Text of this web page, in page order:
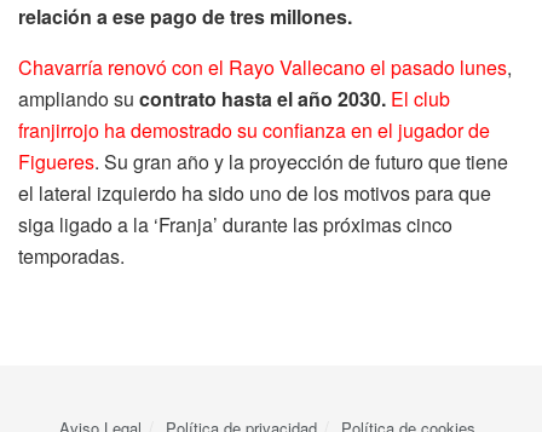
relación a ese pago de tres millones.
Chavarría renovó con el Rayo Vallecano el pasado lunes,
ampliando su contrato hasta el año 2030. El club
franjirrojo ha demostrado su confianza en el jugador de
Figueres. Su gran año y la proyección de futuro que tiene
el lateral izquierdo ha sido uno de los motivos para que
siga ligado a la ‘Franja’ durante las próximas cinco
temporadas.
Aviso Legal Política de privacidad Política de cookies